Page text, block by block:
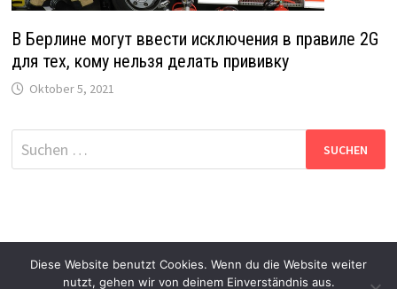
В Берлине могут ввести исключения в правиле 2G
для тех, кому нельзя делать прививку
Oktober 5, 2021
Suche
nach:
Diese Website benutzt Cookies. Wenn du die Website weiter
nutzt, gehen wir von deinem Einverständnis aus.